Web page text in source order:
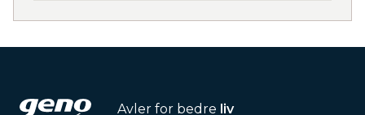
Avler for bedre liv